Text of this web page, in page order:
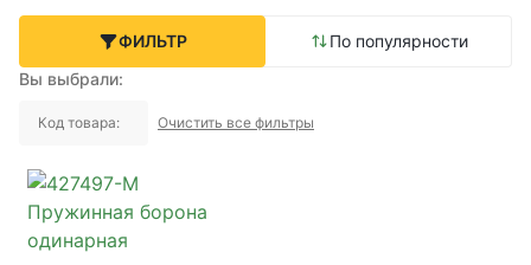
ФИЛЬТР
По популярности
Вы выбрали:
Код товара: Очистить все фильтры